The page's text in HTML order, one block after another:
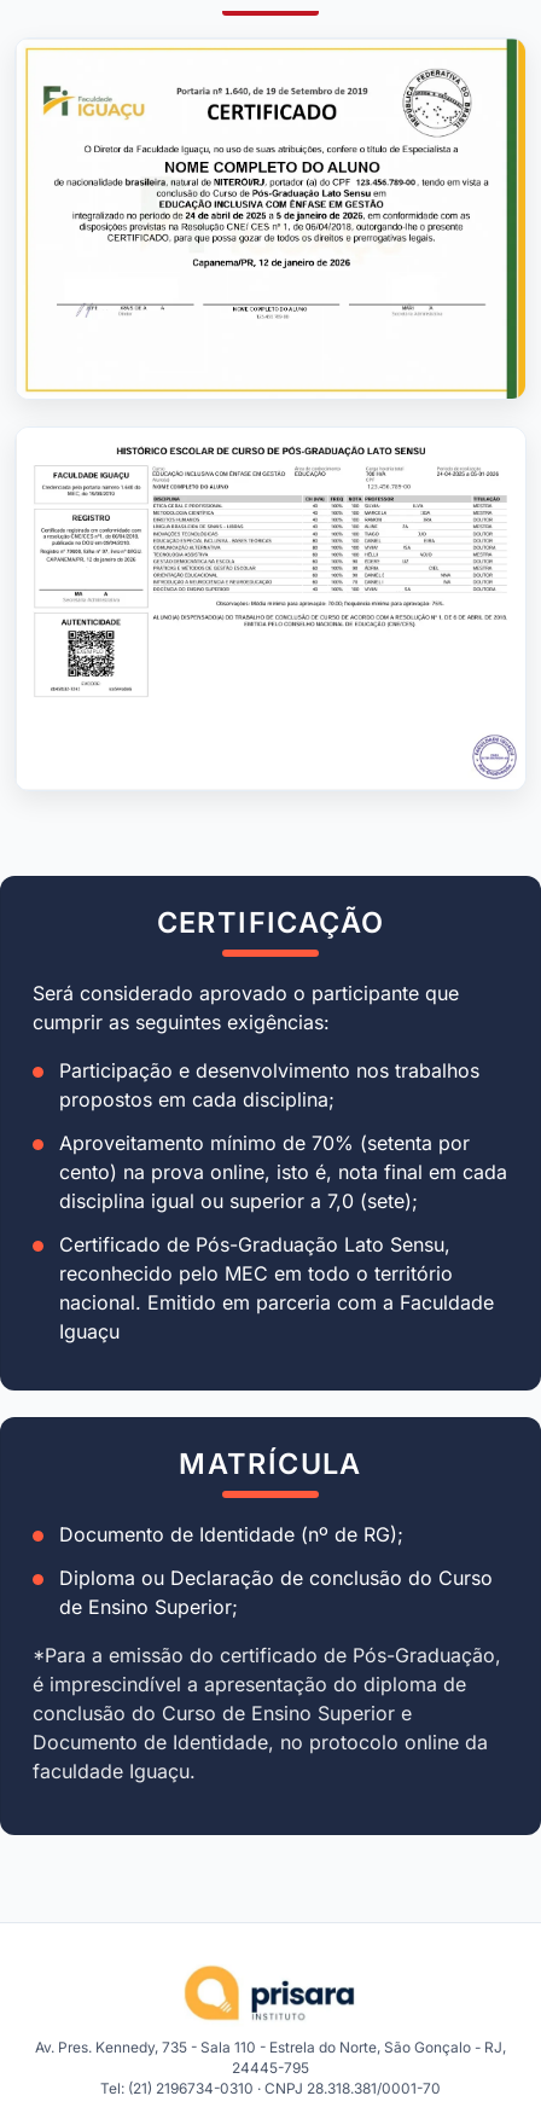
CERTIFICAÇÃO
Será considerado aprovado o participante que
cumprir as seguintes exigências:
Participação e desenvolvimento nos trabalhos
propostos em cada disciplina;
Aproveitamento mínimo de 70% (setenta por
cento) na prova online, isto é, nota final em cada
disciplina igual ou superior a 7,0 (sete);
Certificado de Pós-Graduação Lato Sensu,
reconhecido pelo MEC em todo o território
nacional. Emitido em parceria com a Faculdade
Iguaçu
MATRÍCULA
Documento de Identidade (nº de RG);
Diploma ou Declaração de conclusão do Curso
de Ensino Superior;
*Para a emissão do certificado de Pós-Graduação,
é imprescindível a apresentação do diploma de
conclusão do Curso de Ensino Superior e
Documento de Identidade, no protocolo online da
faculdade Iguaçu.
Av. Pres. Kennedy, 735 - Sala 110 - Estrela do Norte, São Gonçalo - RJ,
24445-795
Tel: (21) 2196734-0310 · CNPJ 28.318.381/0001-70